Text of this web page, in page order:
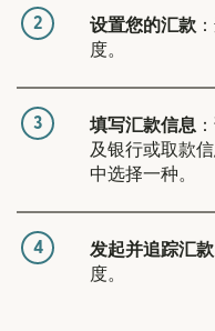
2 设置您的汇款
度。
3 填写汇款信息
及银行或取款
中选择一种。
4 发起并追踪汇款
度。